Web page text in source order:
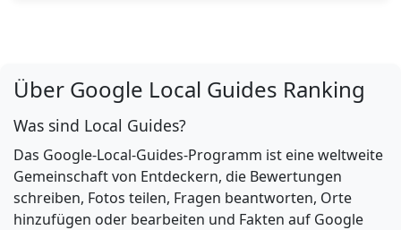
Über Google Local Guides Ranking
Was sind Local Guides?
Das Google-Local-Guides-Programm ist eine weltweite
Gemeinschaft von Entdeckern, die Bewertungen
schreiben, Fotos teilen, Fragen beantworten, Orte
hinzufügen oder bearbeiten und Fakten auf Google